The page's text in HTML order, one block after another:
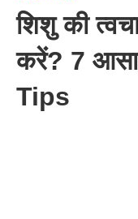
शिशु की
करें? 7
Tips